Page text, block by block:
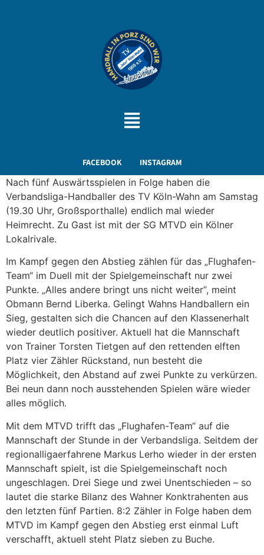
FACEBOOK INSTAGRAM
Nach fünf Auswärtsspielen in Folge haben die
Verbandsliga-Handballer des TV Köln-Wahn am Samstag
(19.30 Uhr, Großsporthalle) endlich mal wieder
Heimrecht. Zu Gast ist mit der SG MTVD ein Kölner
Lokalrivale.
Im Kampf gegen den Abstieg zählen für das „Flughafen-
Team“ im Duell mit der Spielgemeinschaft nur zwei
Punkte. „Alles andere bringt uns nicht weiter“, meint
Obmann Bernd Liberka. Gelingt Wahns Handballern ein
Sieg, gestalten sich die Chancen auf den Klassenerhalt
wieder deutlich positiver. Aktuell hat die Mannschaft
von Trainer Torsten Tietgen auf den rettenden elften
Platz vier Zähler Rückstand, nun besteht die
Möglichkeit, den Abstand auf zwei Punkte zu verkürzen.
Bei neun dann noch ausstehenden Spielen wäre wieder
alles möglich.
Mit dem MTVD trifft das „Flughafen-Team“ auf die
Mannschaft der Stunde in der Verbandsliga. Seitdem der
regionalligaerfahrene Markus Lerho wieder in der ersten
Mannschaft spielt, ist die Spielgemeinschaft noch
ungeschlagen. Drei Siege und zwei Unentschieden – so
lautet die starke Bilanz des Wahner Konktrahenten aus
den letzten fünf Partien. 8:2 Zähler in Folge haben dem
MTVD im Kampf gegen den Abstieg erst einmal Luft
verschafft, aktuell steht Platz sieben zu Buche.